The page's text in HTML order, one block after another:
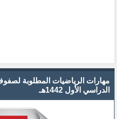
مهارات الرياضيات المطلوبة
الدراسي الأول 1442هـ